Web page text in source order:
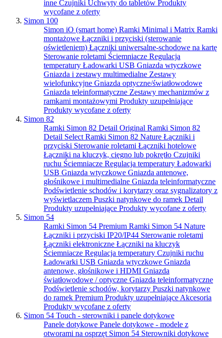
inne Czujniki Uchwyty do tabletów Produkty
wycofane z oferty
Simon 100
Simon iO (smart home) Ramki Minimal i Matrix Ramki
montażowe Łączniki i przyciski (sterowanie
oświetleniem) Łączniki uniwersalne-schodowe na kartę
Sterowanie roletami Ściemniacze Regulacja
temperatury Ładowarki USB Gniazda wtyczkowe
Gniazda i zestawy multimedialne Zestawy
wielofunkcyjne Gniazda optyczne/światłowodowe
Gniazda teleinformatyczne Zestawy mechanizmów z
ramkami montażowymi Produkty uzupełniające
Produkty wycofane z oferty
Simon 82
Ramki Simon 82 Detail Original Ramki Simon 82
Detail Select Ramki Simon 82 Nature Łączniki i
przyciski Sterowanie roletami Łączniki hotelowe
Łączniki na kluczyk, cięgno lub pokrętło Czujniki
ruchu Ściemniacze Regulacja temperatury Ładowarki
USB Gniazda wtyczkowe Gniazda antenowe,
głośnikowe i multimedialne Gniazda teleinformatyczne
Podświetlenie schodów i korytarzy oraz sygnalizatory z
wyświetlaczem Puszki natynkowe do ramek Detail
Produkty uzupełniające Produkty wycofane z oferty
Simon 54
Ramki Simon 54 Premium Ramki Simon 54 Nature
Łączniki i przyciski IP20/IP44 Sterowanie roletami
Łączniki elektroniczne Łączniki na kluczyk
Ściemniacze Regulacja temperatury Czujniki ruchu
Ładowarki USB Gniazda wtyczkowe Gniazda
antenowe, głośnikowe i HDMI Gniazda
światłowodowe / optyczne Gniazda teleinformatyczne
Podświetlenie schodów, korytarzy Puszki natynkowe
do ramek Premium Produkty uzupełniające Akcesoria
Produkty wycofane z oferty
Simon 54 Touch - sterowniki i panele dotykowe
Panele dotykowe Panele dotykowe - modele z
otworami na osprzęt Simon 54 Sterowniki dotykowe